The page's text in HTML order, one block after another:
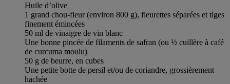
Huile d’olive
1 grand chou-fleur (environ 800 g), fleurettes séparées et tiges
finement émincées
50 ml de vinaigre de vin blanc
Une bonne pincée de filaments de safran (ou ½ cuillère à café
de curcuma moulu)
50 g de beurre, en cubes
Une petite botte de persil et/ou de coriandre, grossièrement
hachée